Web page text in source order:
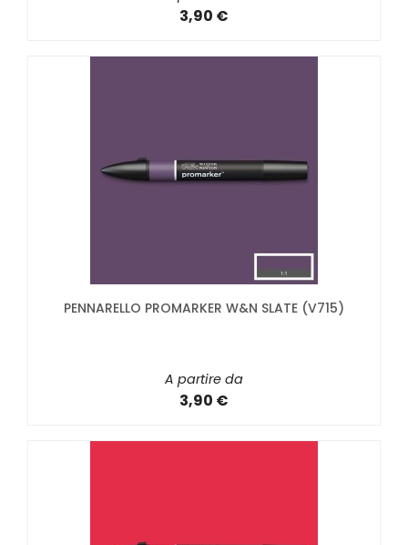
3,90 €
PENNARELLO PROMARKER W&N SLATE (V715)
A partire da
3,90 €